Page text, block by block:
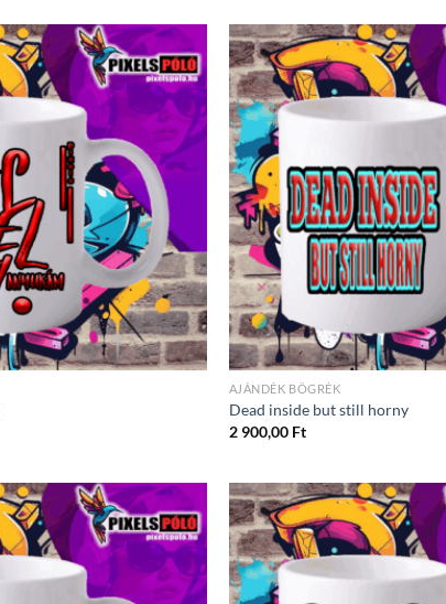
AJÁNDÉK BÖGRÉK
Dead inside but still horny
2 900,00 Ft